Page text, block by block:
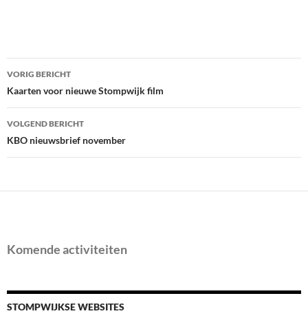
Bericht
navigatie
VORIG BERICHT
Kaarten voor nieuwe Stompwijk film
VOLGEND BERICHT
KBO nieuwsbrief november
Komende activiteiten
STOMPWIJKSE WEBSITES